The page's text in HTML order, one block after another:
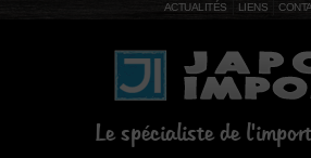
ACTUALITÉS
LIENS
Le spécialiste de